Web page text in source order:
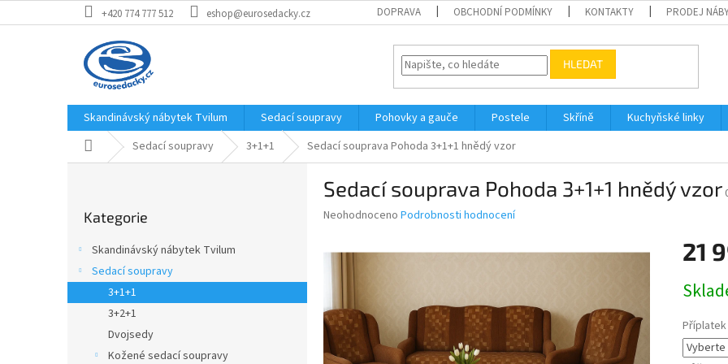
na
+420 774 777 512 eshop@eurosedacky.cz DOPRAVA OBCHODNÍ PODMÍNKY KONTAKTY PRODEJ
HLEDAT
Skandinávský nábytek Tvilum Sedací soupravy Pohovky a gauče Postele Skříně Kuchyňské linky
Domů Sedací soupravy 3+1+1 Sedací souprava Pohoda 3+1+1 hnědý vzor
n
kategorie
Kategorie
Skandinávský nábytek Tvilum
Sedací soupravy
3+1+1
3+2+1
Dvojsedy
Kožené sedací soupravy
Sedací souprava Pohoda 3+1+1 hnědý vzor
Průměrné
0,0
5
hvězdiček.
Neohodnoceno Podrobnosti hodnocení
21
cena: